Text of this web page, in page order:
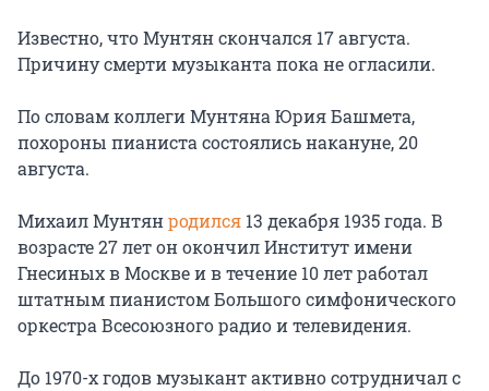
Известно, что Мунтян скончался 17 августа.
Причину смерти музыканта пока не огласили.
По словам коллеги Мунтяна Юрия Башмета,
похороны пианиста состоялись накануне, 20
августа.
Михаил Мунтянродился 13 декабря 1935 года. В
возрасте 27 лет он окончил Институт имени
Гнесиных в Москве и в течение 10 лет работал
штатным пианистом Большого симфонического
оркестра Всесоюзного радио и телевидения.
До 1970-х годов музыкант активно сотрудничал с